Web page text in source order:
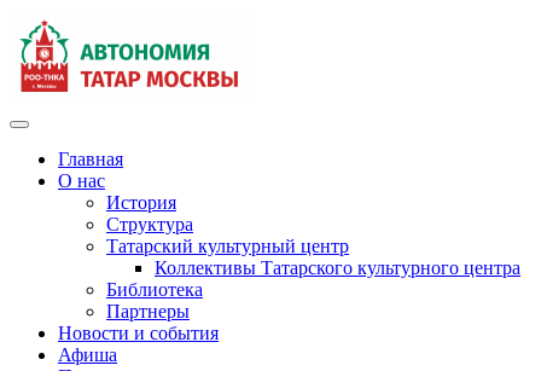
Главная
О нас
История
Структура
Татарский культурный центр
Коллективы Татарского культурного центра
Библиотека
Партнеры
Новости и события
Афиша